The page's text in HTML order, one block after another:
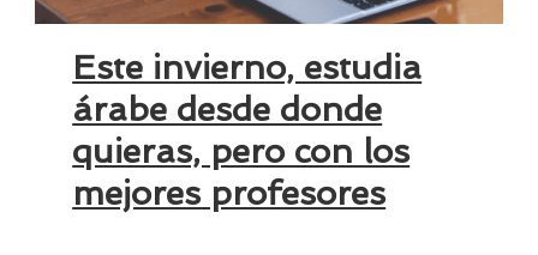
Este invierno, estudia
árabe desde donde
quieras, pero con los
mejores profesores